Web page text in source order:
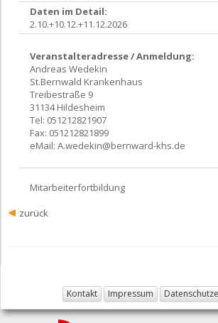
Daten im Detail:
2.10.+10.12.+11.12.2026
Veranstalteradresse / Anmeldung:
Andreas Wedekin
St.Bernwald Krankenhaus
Treibestraße 9
31134 Hildesheim
Tel: 051212821907
Fax: 051212821899
eMail: A.wedekin@bernward-khs.de
Mitarbeiterfortbildung
zurück
Kontakt Impressum